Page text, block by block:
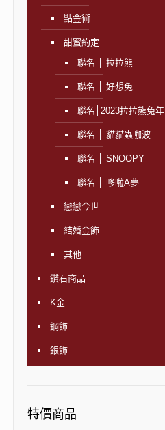
點金術
甜蜜約定
聯名 │ 拉拉熊
聯名 │ 好想兔
聯名│2023拉拉熊兔年
聯名 │ 貓貓蟲咖波
聯名 │ SNOOPY
聯名 │ 哆啦A夢
戀戀今世
結婚金飾
其他
鑽石商品
K金
鋼飾
銀飾
特價商品